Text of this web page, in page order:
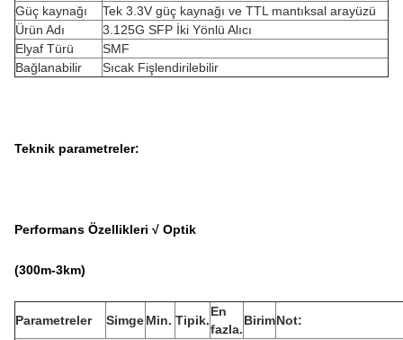
Güç kaynağı
Tek 3.3V güç kaynağı ve TTL mantıksal arayüzü
Ürün Adı
3.125G SFP İki Yönlü Alıcı
Elyaf Türü
SMF
Bağlanabilir
Sıcak Fişlendirilebilir
Teknik parametreler:
Performans Özellikleri √ Optik
(300m-3km)
Parametreler SimgeMin. Tipik.
En
fazla.
BirimNot: